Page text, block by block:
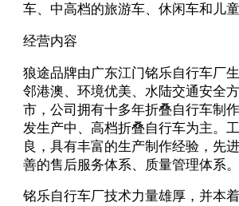
车、中高档的旅游车、休闲车和儿童
经营内容
狼途品牌由广东江门铭乐自行车厂
邻港澳、环境优美、水陆交通安全
市，公司拥有十多年折叠自行车制
发生产中、高档折叠自行车为主。
良，具有丰富的生产制作经验，先
善的售后服务体系、质量管理体系。
铭乐自行车厂技术力量雄厚，并本